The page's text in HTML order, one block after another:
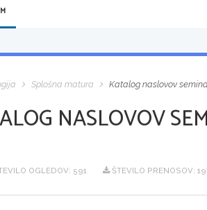
Splošna matura Katalog naslovov
NASLOVOV
OGLEDOV: 591 ŠTEVILO PRENOSOV: